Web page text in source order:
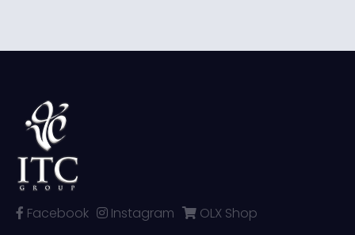
Facebook Instagram
OLX Shop